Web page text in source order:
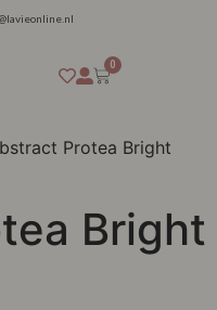
0
Protea Bright
Bright